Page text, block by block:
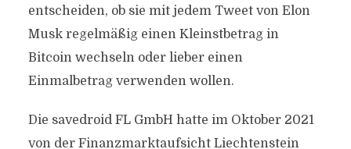
entscheiden, ob sie mit jedem Tweet von Elon
Musk regelmäßig einen Kleinstbetrag in
Bitcoin wechseln oder lieber einen
Einmalbetrag verwenden wollen.
Die savedroid FL GmbH hatte im Oktober 2021
von der Finanzmarktaufsicht Liechtenstein